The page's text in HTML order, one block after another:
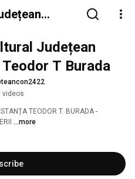
Județean
T Burada
videos
TEODOR T. BURADA -
...more